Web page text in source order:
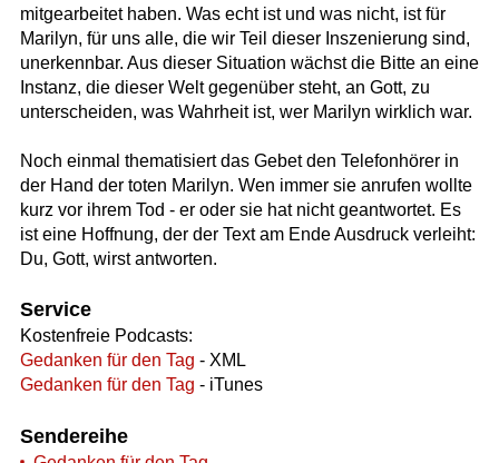
mitgearbeitet haben. Was echt ist und was nicht, ist für
Marilyn, für uns alle, die wir Teil dieser Inszenierung sind,
unerkennbar. Aus dieser Situation wächst die Bitte an eine
Instanz, die dieser Welt gegenüber steht, an Gott, zu
unterscheiden, was Wahrheit ist, wer Marilyn wirklich war.
Noch einmal thematisiert das Gebet den Telefonhörer in
der Hand der toten Marilyn. Wen immer sie anrufen wollte
kurz vor ihrem Tod - er oder sie hat nicht geantwortet. Es
ist eine Hoffnung, der der Text am Ende Ausdruck verleiht:
Du, Gott, wirst antworten.
Service
Kostenfreie Podcasts:
Gedanken für den Tag - XML
Gedanken für den Tag - iTunes
Sendereihe